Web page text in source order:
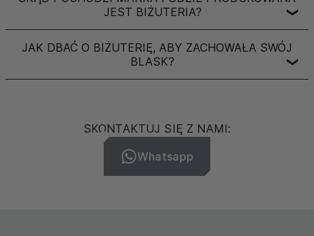
JEST BIŻUTERIA?
❯
JAK DBAĆ O BIŻUTERIĘ, ABY ZACHOWAŁA SWÓJ
BLASK?
❯
SKONTAKTUJ SIĘ Z NAMI:
Whatsapp